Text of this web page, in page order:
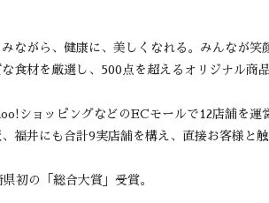
がら、健康に、美しくなれる。みんなが笑
食材を厳選し、500点を超えるオリジナル商
ショッピングなどのECモールで12店舗を運
福井にも合計9実店舗を構え、直接お客様と
初の「総合大賞」受賞。